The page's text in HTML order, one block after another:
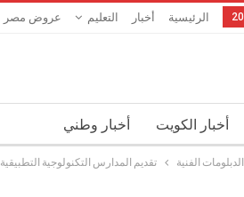
الرئيسية أخبار التعليم عروض مصر
أخبار الكويت أخبار وطني
الدبلومات الفنية تقديم المدارس التكنولوجية التطبيقية 2026 الشروط والاوراق المطلوبة